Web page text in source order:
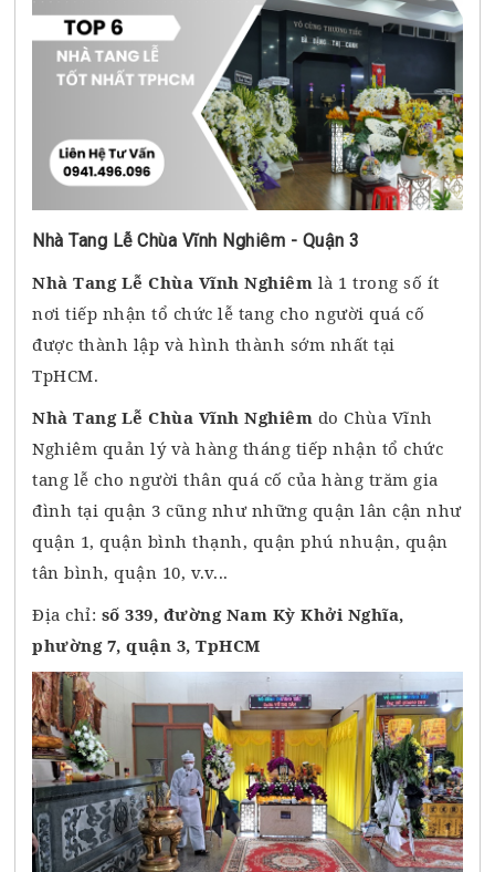
Nhà Tang Lễ Chùa Vĩnh Nghiêm - Quận 3
Nhà Tang Lễ Chùa Vĩnh Nghiêm là 1 trong số ít
nơi tiếp nhận tổ chức lễ tang cho người quá cố
được thành lập và hình thành sớm nhất tại
TpHCM.
Nhà Tang Lễ Chùa Vĩnh Nghiêm do Chùa Vĩnh
Nghiêm quản lý và hàng tháng tiếp nhận tổ chức
tang lễ cho người thân quá cố của hàng trăm gia
đình tại quận 3 cũng như những quận lân cận như
quận 1, quận bình thạnh, quận phú nhuận, quận
tân bình, quận 10, v.v...
Địa chỉ: số 339, đường Nam Kỳ Khởi Nghĩa,
phường 7, quận 3, TpHCM